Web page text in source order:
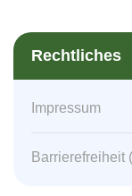
Rechtliches
Impressum
Barrierefreiheit